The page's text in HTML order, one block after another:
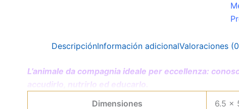
DescripciónInformación adicionalValoraciones
L’animale da compagnia ideale per eccellenza:
accudirlo, nutrirlo ed educarlo.
Dimensiones
6.5 ×